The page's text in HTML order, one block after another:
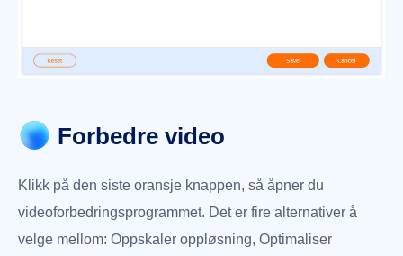
Forbedre video
Klikk på den siste oransje knappen, så åpner du
videoforbedringsprogrammet. Det er fire alternativer å
velge mellom: Oppskaler oppløsning, Optimaliser